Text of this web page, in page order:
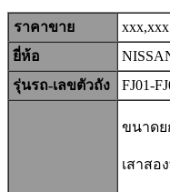
ราคาขาย
ยี่ห้อ
รุ่นรถ-เลขตัวถัง
FJ01-
ขนาดย
เสาสอ